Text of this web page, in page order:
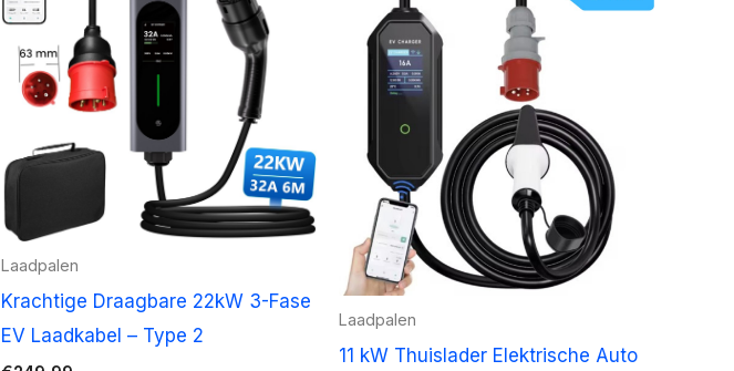
Laadpalen
Krachtige Draagbare 22kW 3-Fase
EV Laadkabel – Type 2
Laadpalen
11 kW Thuislader Elektrische Auto